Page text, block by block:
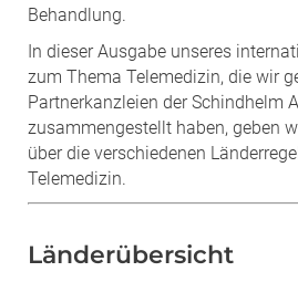
Behandlung.
In dieser Ausgabe unseres
zum Thema Telemedizin, die wir
Partnerkanzleien der Schindhelm
zusammengestellt haben, geben
über die verschiedenen
Telemedizin.
Länderübersicht